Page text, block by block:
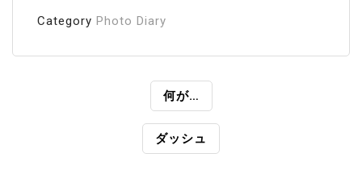
Category Photo Diary
何が…
ダッシュ